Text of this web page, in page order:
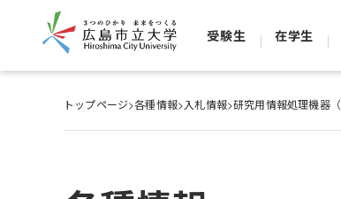
受験生 在学生
トップページ>各種情報>入札情報>研究用情報処理機器